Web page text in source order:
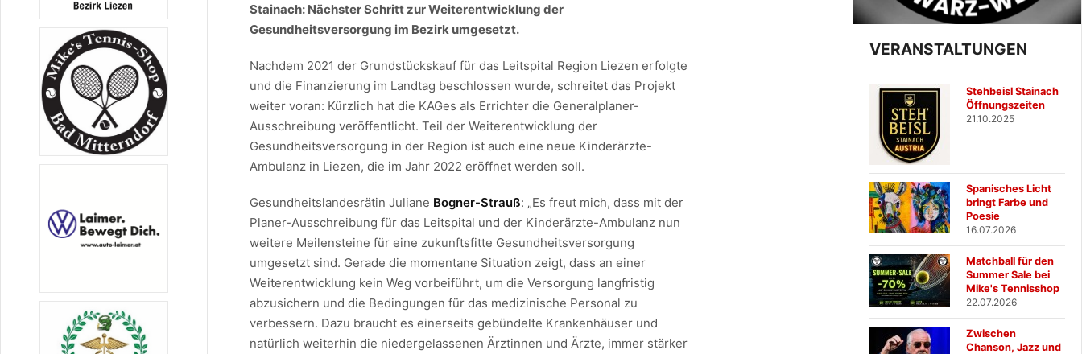
Stainach: Nächster Schritt zur Weiterentwicklung der
Gesundheitsversorgung im Bezirk umgesetzt.
Nachdem 2021 der Grundstückskauf für das Leitspital Region Liezen erfolgte
und die Finanzierung im Landtag beschlossen wurde, schreitet das Projekt
weiter voran: Kürzlich hat die KAGes als Errichter die Generalplaner-
Ausschreibung veröffentlicht. Teil der Weiterentwicklung der
Gesundheitsversorgung in der Region ist auch eine neue Kinderärzte-
Ambulanz in Liezen, die im Jahr 2022 eröffnet werden soll.
Gesundheitslandesrätin Juliane Bogner-Strauß: „Es freut mich, dass mit der
Planer-Ausschreibung für das Leitspital und der Kinderärzte-Ambulanz nun
weitere Meilensteine für eine zukunftsfitte Gesundheitsversorgung
umgesetzt sind. Gerade die momentane Situation zeigt, dass an einer
Weiterentwicklung kein Weg vorbeiführt, um die Versorgung langfristig
abzusichern und die Bedingungen für das medizinische Personal zu
verbessern. Dazu braucht es einerseits gebündelte Krankenhäuser und
natürlich weiterhin die niedergelassenen Ärztinnen und Ärzte, immer stärker
VERANSTALTUNGEN
Stehbeisl Stainach
Öffnungszeiten
21.10.2025
Spanisches Licht
bringt Farbe und
Poesie
16.07.2026
Matchball für den
Summer Sale bei
Mike's Tennisshop
22.07.2026
Zwischen
Chanson, Jazz und